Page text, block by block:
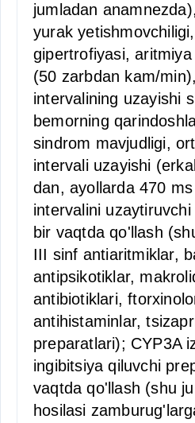
jumladan
yurak
gipertrofiyasi,
(50 zarbdan kam/
intervalining uzayishi
bemorning
sindrom mavjudligi,
intervali uzayishi
dan, ayollarda 470
intervalini
bir vaqtda qo'llash
III sinf antiaritmiklar,
antipsikotiklar,
antibiotiklari,
antihistaminlar,
preparatlari); CYP3A
ingibitsiya qiluvchi
vaqtda qo'llash (shu
hosilasi